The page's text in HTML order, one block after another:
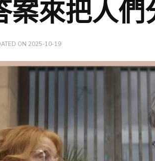
案來把人們
ON 2025-10-19